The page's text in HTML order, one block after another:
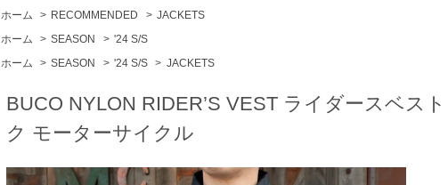
ホーム
> RECOMMENDED > JACKETS
ホーム
> SEASON > '24 S/S
ホーム
> SEASON > '24 S/S > JACKETS
BUCO NYLON RIDER’S VEST ライダースベス
ク モーターサイクル